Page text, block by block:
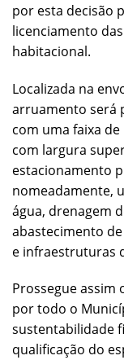
por esta decisão
licenciamento
habitacional.
Localizada na
arruamento será
com uma faixa
com largura
estacionamento
nomeadamente,
água, drenagem
abastecimento
e infraestruturas
Prossegue
por todo o
sustentabilidade
qualificação do